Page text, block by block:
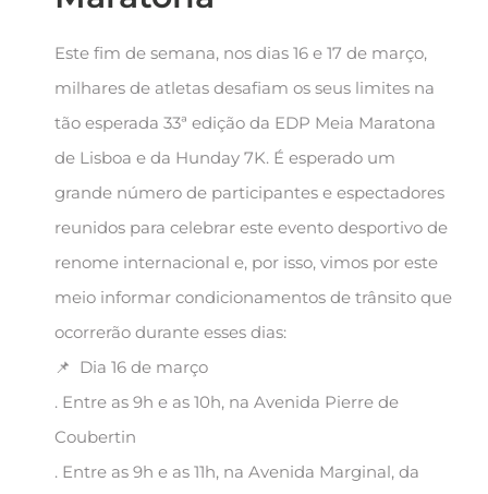
Este fim de semana, nos dias 16 e 17 de março,
milhares de atletas desafiam os seus limites na
tão esperada 33ª edição da EDP Meia Maratona
de Lisboa e da Hunday 7K. É esperado um
grande número de participantes e espectadores
reunidos para celebrar este evento desportivo de
renome internacional e, por isso, vimos por este
meio informar condicionamentos de trânsito que
ocorrerão durante esses dias:
📌 Dia 16 de março
. Entre as 9h e as 10h, na Avenida Pierre de
Coubertin
. Entre as 9h e as 11h, na Avenida Marginal, da